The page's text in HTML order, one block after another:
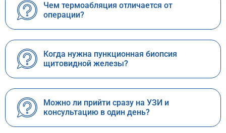
Чем термоабляция отличается от
операции?
Когда нужна пункционная биопсия
щитовидной железы?
Можно ли прийти сразу на УЗИ и
консультацию в один день?